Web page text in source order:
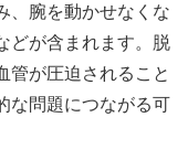
、腕を動かせなくな
どが含まれます。脱
管が圧迫されること
な問題につながる可